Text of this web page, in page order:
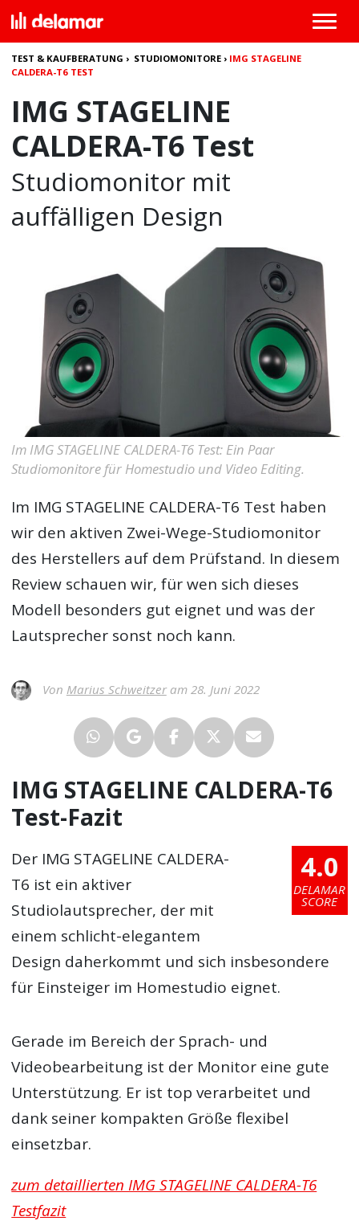
TEST & KAUFBERATUNG › STUDIOMONITORE › IMG STAGELINE
CALDERA-T6 TEST
IMG STAGELINE
CALDERA-T6 Test
Studiomonitor mit
auffälligen Design
Im IMG STAGELINE CALDERA-T6 Test: Ein Paar
Studiomonitore für Homestudio und Video Editing.
Im IMG STAGELINE CALDERA-T6 Test haben
wir den aktiven Zwei-Wege-Studiomonitor
des Herstellers auf dem Prüfstand. In diesem
Review schauen wir, für wen sich dieses
Modell besonders gut eignet und was der
Lautsprecher sonst noch kann.
Von Marius Schweitzeram 28. Juni 2022
IMG STAGELINE CALDERA-T6
Test-Fazit
4.0
DELAMAR
SCORE
Der IMG STAGELINE CALDERA-
T6 ist ein aktiver
Studiolautsprecher, der mit
einem schlicht-elegantem
Design daherkommt und sich insbesondere
für Einsteiger im Homestudio eignet.
Gerade im Bereich der Sprach- und
Videobearbeitung ist der Monitor eine gute
Unterstützung. Er ist top verarbeitet und
dank seiner kompakten Größe flexibel
einsetzbar.
zum detaillierten IMG STAGELINE CALDERA-T6
Testfazit